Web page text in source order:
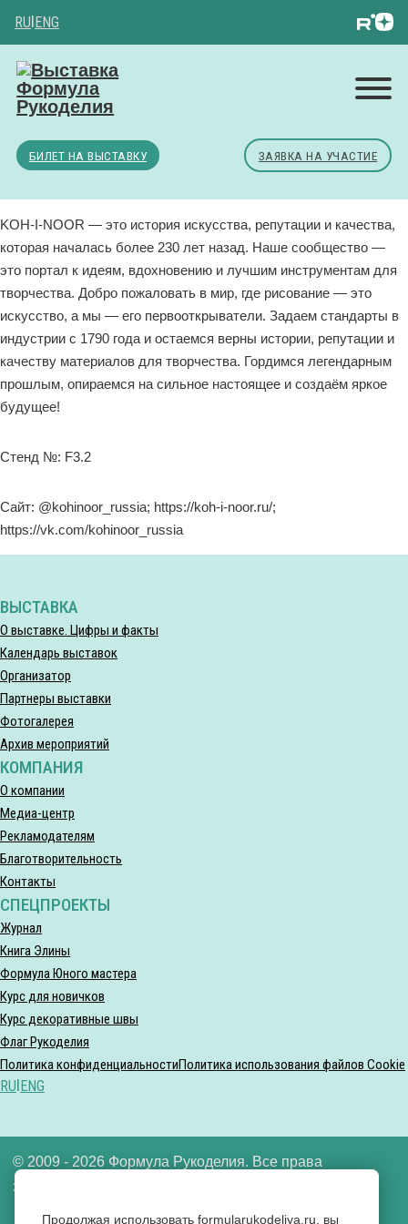
RU|ENG
БИЛЕТ НА ВЫСТАВКУ ЗАЯВКА НА УЧАСТИЕ
KOH-I-NOOR — это история искусства, репутации и качества,
которая началась более 230 лет назад. Наше сообщество —
это портал к идеям, вдохновению и лучшим инструментам для
творчества. Добро пожаловать в мир, где рисование — это
искусство, а мы — его первооткрыватели. Задаем стандарты в
индустрии с 1790 года и остаемся верны истории, репутации и
качеству материалов для творчества. Гордимся легендарным
прошлым, опираемся на сильное настоящее и создаём яркое
будущее!
Стенд №: F3.2
Сайт: @kohinoor_russia; https://koh-i-noor.ru/;
https://vk.com/kohinoor_russia
ВЫСТАВКА
О выставке. Цифры и факты
Календарь выставок
Организатор
Партнеры выставки
Фотогалерея
Архив мероприятий
КОМПАНИЯ
О компании
Медиа-центр
Рекламодателям
Благотворительность
Контакты
СПЕЦПРОЕКТЫ
Журнал
Книга Элины
Формула Юного мастера
Курс для новичков
Курс декоративные швы
Флаг Рукоделия
Политика конфиденциальностиПолитика использования файлов Cookie
RU ENG
© 2009 - 2026 Формула Рукоделия. Все права
защищены.
Продолжая использовать formularukodeliya.ru, вы